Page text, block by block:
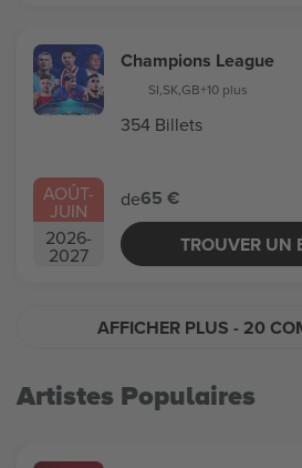
AOÛT-
JUIN
2026-
2027
Champions League
SI,SK,GB+10 plus
354 Billets
de65 €
TROUVER UN
AFFICHER PLUS - 20
Artistes Populaires